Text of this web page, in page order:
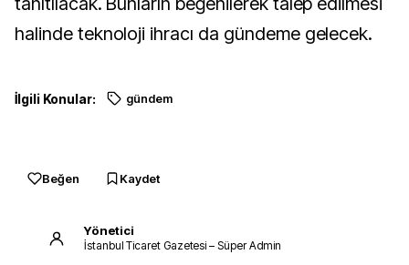
halinde teknoloji ihracı da gündeme gelecek.
İlgili Konular: gündem
Beğen Kaydet
Yönetici
İstanbul Ticaret Gazetesi – Süper Admin